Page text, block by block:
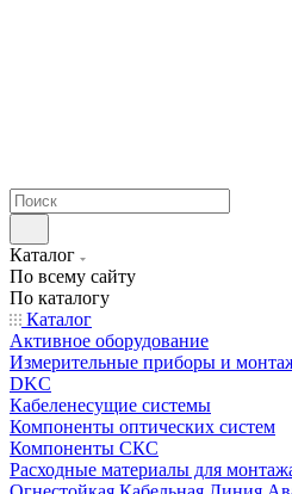
Каталог
По всему сайту
По каталогу
Каталог
Активное оборудование
Измерительные приборы и
DKC
Кабеленесущие системы
Компоненты оптических систем
Компоненты СКС
Расходные материалы для